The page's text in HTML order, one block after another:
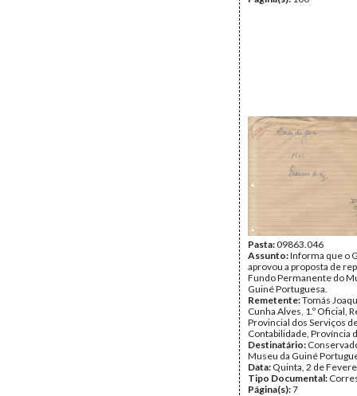
Pasta:09863.046
Assunto:Informa que o
aprovou a proposta de
Fundo Permanente do
Guiné Portuguesa.
Remetente:Tomás
Cunha Alves, 1.º Oficial,
Provincial dos Serviços
Contabilidade, Província
Destinatário:
Museu da Guiné
Data: Quinta, 2 de
Tipo Documental:
Página(s):7